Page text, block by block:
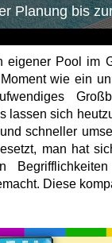
Planung bis
eigener Pool im
wie ein
lassen sich
schneller
man hat
Diese